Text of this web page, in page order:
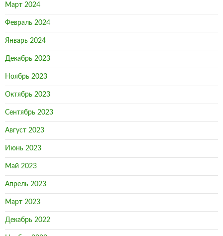
Март 2024
Февраль 2024
Январь 2024
Декабрь 2023
Ноябрь 2023
Октябрь 2023
Сентябрь 2023
Август 2023
Июнь 2023
Май 2023
Апрель 2023
Март 2023
Декабрь 2022